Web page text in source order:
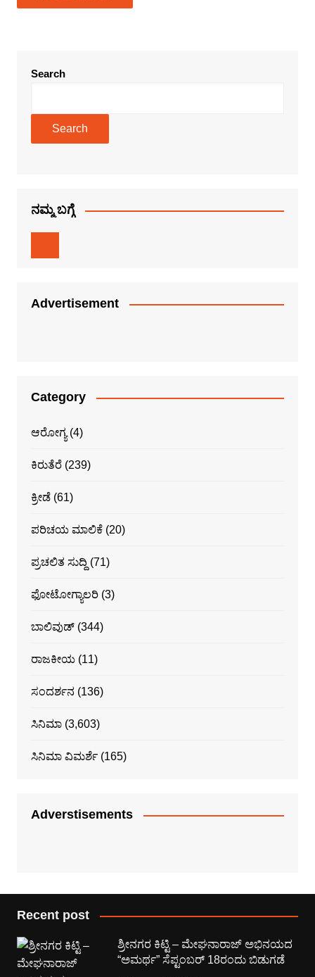
Search
Search
ನಮ್ಮ ಬಗ್ಗೆ
Advertisement
Category
ಆರೋಗ್ಯ(4)
ಕಿರುತೆರೆ(239)
ಕ್ರೀಡೆ(61)
ಪರಿಚಯ ಮಾಲಿಕೆ(20)
ಪ್ರಚಲಿತ ಸುದ್ದಿ (71)
ಫೋಟೋಗ್ಯಾಲರಿ(3)
ಬಾಲಿವುಡ್(344)
ರಾಜಕೀಯ(11)
ಸಂದರ್ಶನ (136)
ಸಿನಿಮಾ(3,603)
ಸಿನಿಮಾ ವಿಮರ್ಶೆ(165)
Adverstisements
Recent post
ಶ್ರೀನಗರ ಕಿಟ್ಟಿ – ಮೇಘನಾರಾಜ್ ಅಭಿನಯದ
“ಅಮರ್ಥ” ಸೆಪ್ಟಂಬರ್ 18ರಂದು ಬಿಡುಗಡೆ